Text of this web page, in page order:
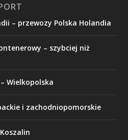
– przewozy Polska Holandia
– szybciej niż
Wielkopolska
i zachodniopomorskie